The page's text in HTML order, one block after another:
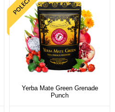
Yerba Mate Green Grenade
Punch